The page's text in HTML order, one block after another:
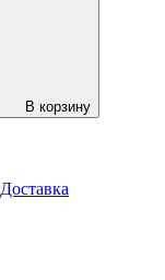
В корзину
Доставка